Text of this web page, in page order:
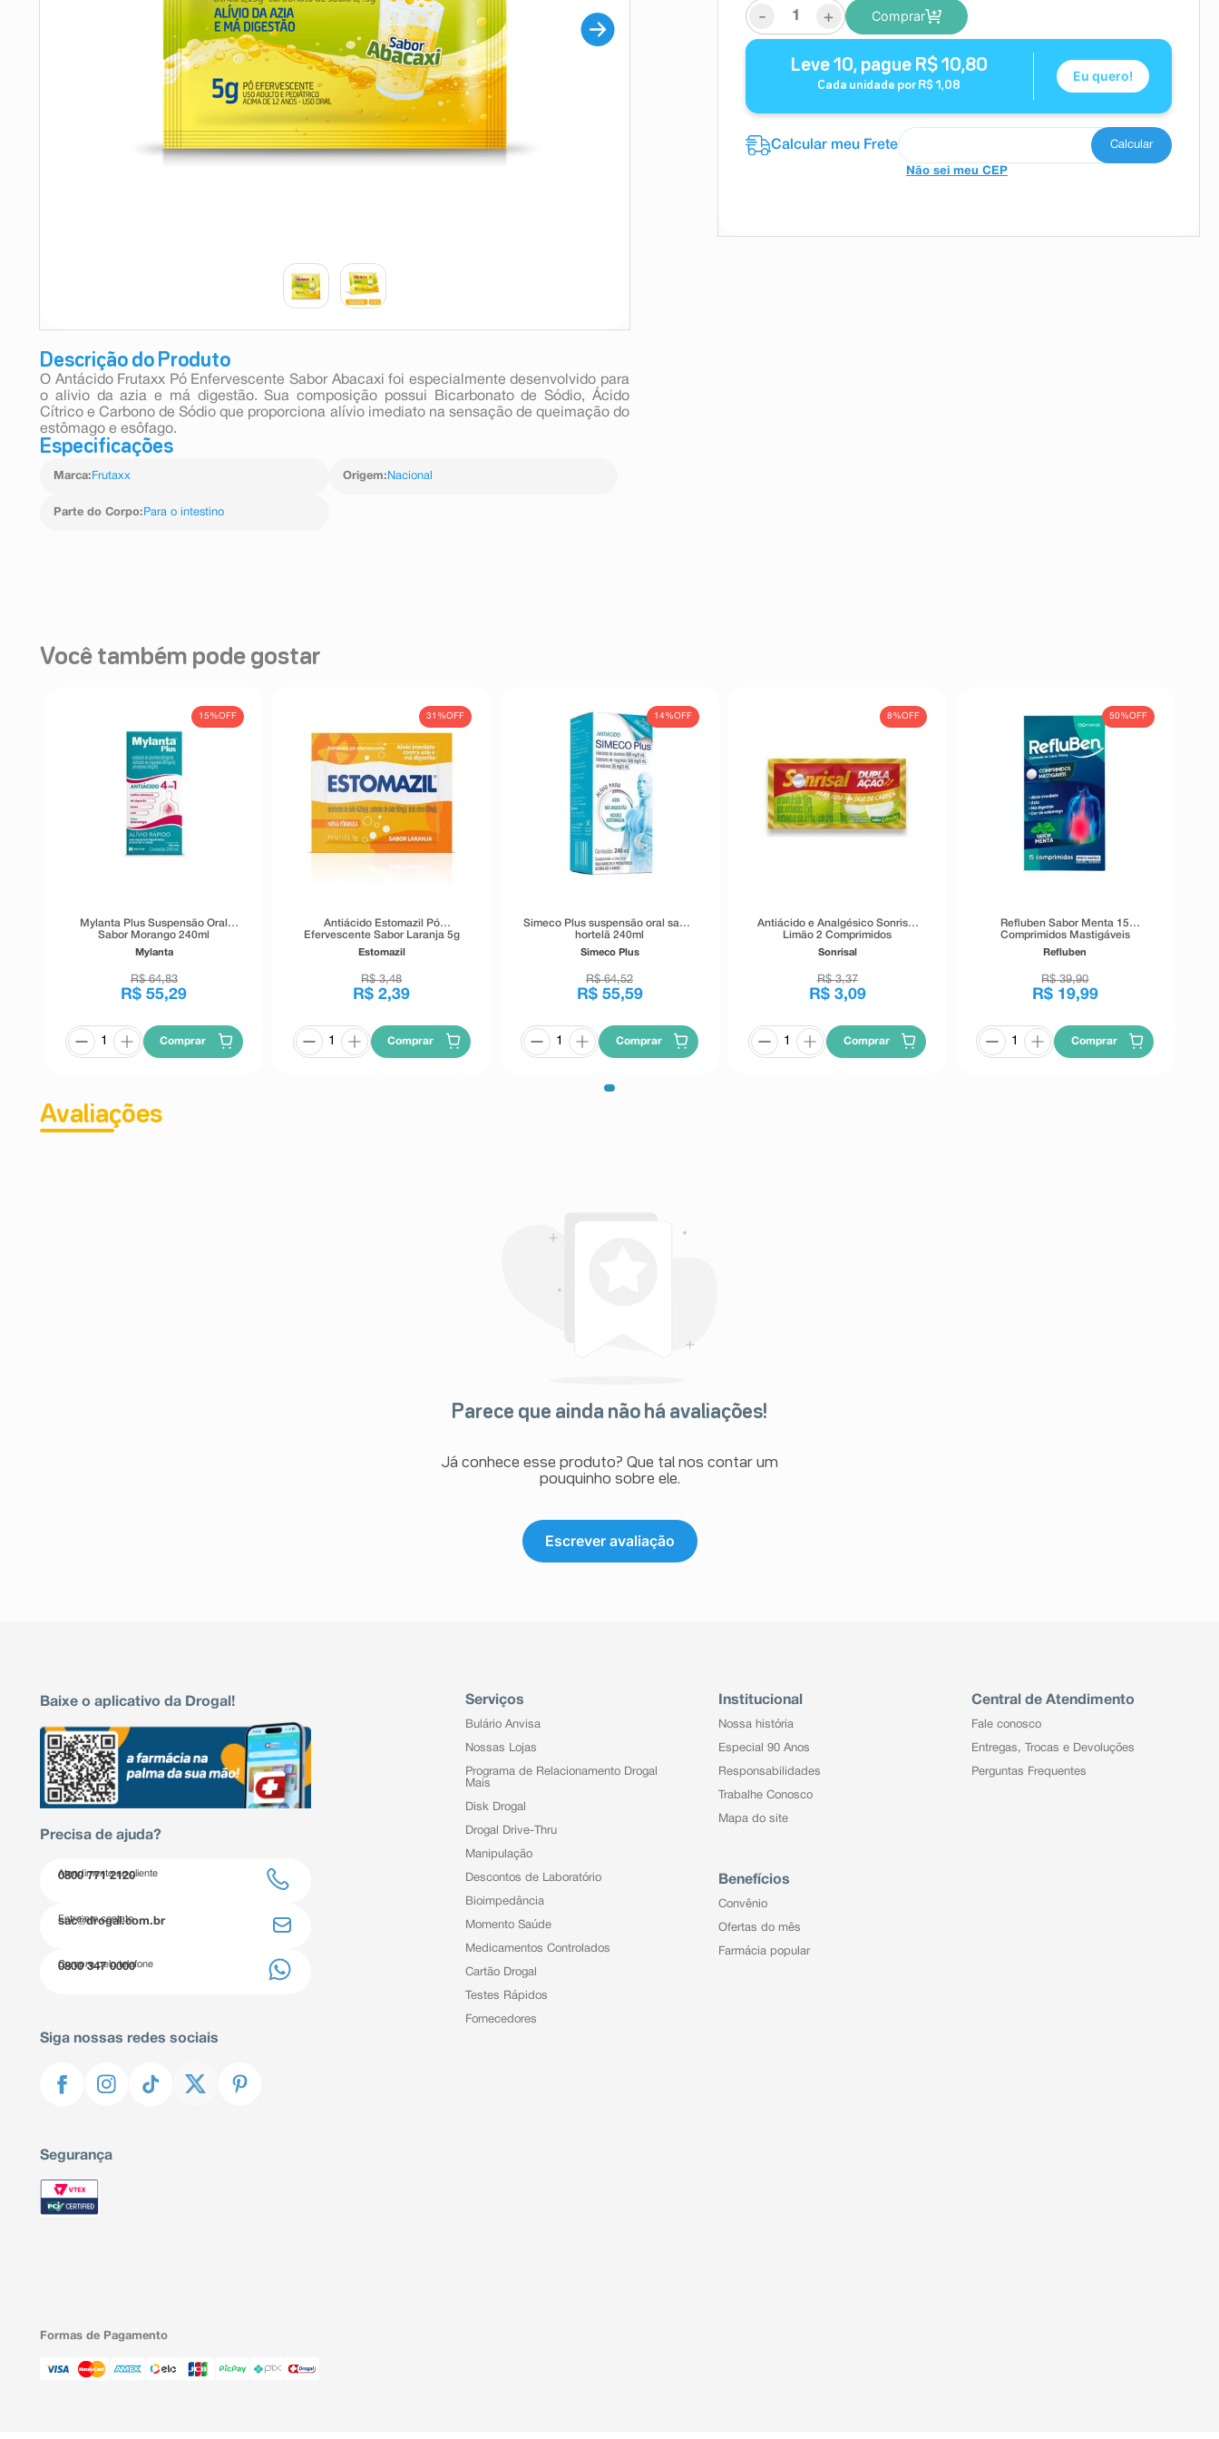
Descrição do Produto
O Antácido Frutaxx Pó Enfervescente Sabor Abacaxi foi especialmente desenvolvido para
o alivio da azia e má digestão. Sua composição possui Bicarbonato de Sódio, Ácido
Cítrico e Carbono de Sódio que proporciona alívio imediato na sensação de queimação do
estômago e esôfago.
Especificações
Marca: Frutaxx Origem: Nacional
Parte do Corpo: Para o intestino
- + Comprar
Leve 10, pague R$ 10,80
Cada unidade por R$1,08
Eu quero!
Não sei meu CEP
Você também pode gostar
15%OFF
Mylanta Plus Suspensão Oral
Sabor Morango 240ml
Mylanta
R$ 64,83
R$ 55,29
Comprar
31%OFF
Antiácido Estomazil Pó
Efervescente Sabor Laranja 5g
Estomazil
R$ 3,48
R$ 2,39
Comprar
14%OFF
Simeco Plus suspensão oral sabor
hortelã 240ml
Simeco Plus
R$ 64,52
R$ 55,59
Comprar
8%OFF
Antiácido e Analgésico Sonrisal
Limão 2 Comprimidos
Efervescentes
Sonrisal
R$ 3,37
R$ 3,09
Comprar
50%OFF
Refluben Sabor Menta 15
Comprimidos Mastigáveis
Refluben
R$ 39,90
R$ 19,99
Comprar
Avaliações
Parece que ainda não há avaliações!
Já conhece esse produto? Que tal nos contar um
pouquinho sobre ele.
Escrever avaliação
Baixe o aplicativo da Drogal!
Precisa de ajuda?
Atendimento ao cliente
0800 771 2120
Entre em contato
sac@drogal.com.br
Compre pelo telefone
0800 347 0000
Siga nossas redes sociais
Segurança
Serviços
Bulário Anvisa
Nossas Lojas
Programa de Relacionamento Drogal
Mais
Disk Drogal
Drogal Drive-Thru
Manipulação
Descontos de Laboratório
Bioimpedância
Momento Saúde
Medicamentos Controlados
Cartão Drogal
Testes Rápidos
Fornecedores
Institucional
Nossa história
Especial 90 Anos
Responsabilidades
Trabalhe Conosco
Mapa do site
Benefícios
Convênio
Ofertas do mês
Farmácia popular
Central de Atendimento
Fale conosco
Entregas, Trocas e Devoluções
Perguntas Frequentes
Formas de Pagamento
9º absorvente
10ºshampoo